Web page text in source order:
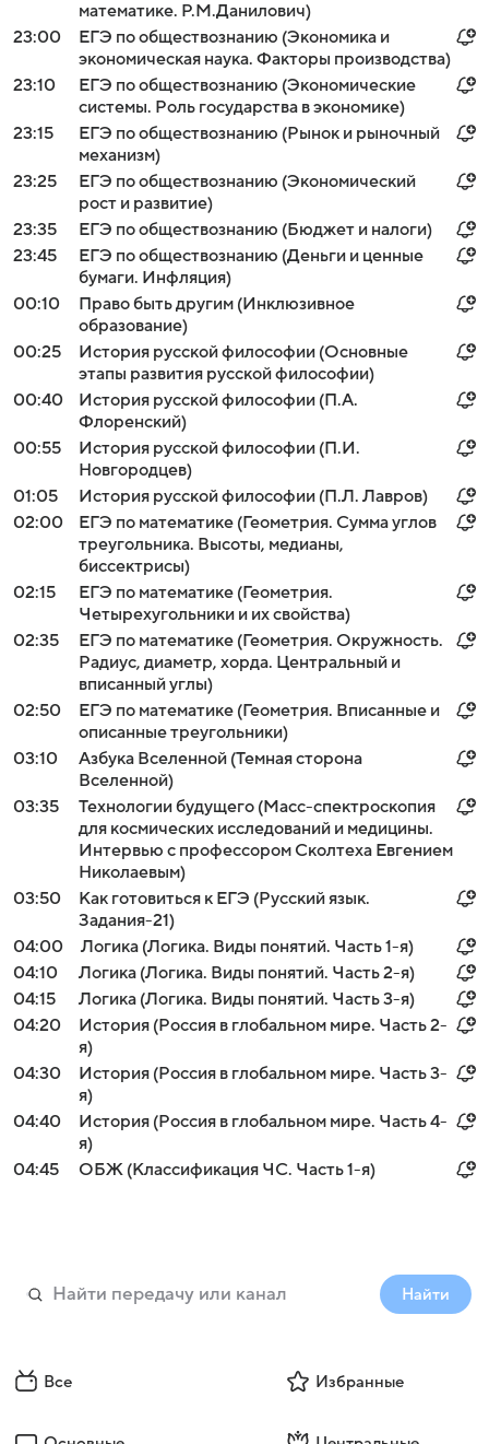
математике. Р.М.Данилович)
23:00
ЕГЭ по обществознанию (Экономика и
экономическая наука. Факторы производства)
23:10
ЕГЭ по обществознанию (Экономические
системы. Роль государства в экономике)
23:15
ЕГЭ по обществознанию (Рынок и рыночный
механизм)
23:25
ЕГЭ по обществознанию (Экономический
рост и развитие)
23:35
ЕГЭ по обществознанию (Бюджет и налоги)
23:45
ЕГЭ по обществознанию (Деньги и ценные
бумаги. Инфляция)
00:10
Право быть другим (Инклюзивное
образование)
00:25
История русской философии (Основные
этапы развития русской философии)
00:40
История русской философии (П.А.
Флоренский)
00:55
История русской философии (П.И.
Новгородцев)
01:05
История русской философии (П.Л. Лавров)
02:00
ЕГЭ по математике (Геометрия. Сумма углов
треугольника. Высоты, медианы,
биссектрисы)
02:15
ЕГЭ по математике (Геометрия.
Четырехугольники и их свойства)
02:35
ЕГЭ по математике (Геометрия. Окружность.
Радиус, диаметр, хорда. Центральный и
вписанный углы)
02:50
ЕГЭ по математике (Геометрия. Вписанные и
описанные треугольники)
03:10
Азбука Вселенной (Темная сторона
Вселенной)
03:35
Технологии будущего (Масс-спектроскопия
для космических исследований и медицины.
Интервью с профессором Сколтеха Евгением
Николаевым)
03:50
Как готовиться к ЕГЭ (Русский язык.
Задания-21)
04:00
Логика (Логика. Виды понятий. Часть 1-я)
04:10
Логика (Логика. Виды понятий. Часть 2-я)
04:15
Логика (Логика. Виды понятий. Часть 3-я)
04:20
История (Россия в глобальном мире. Часть 2-
я)
04:30
История (Россия в глобальном мире. Часть 3-
я)
04:40
История (Россия в глобальном мире. Часть 4-
я)
04:45
ОБЖ (Классификация ЧС. Часть 1-я)
Найти
Все Избранные